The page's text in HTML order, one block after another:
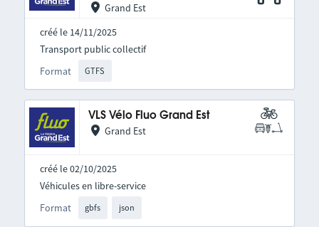
Grand Est
créé le 14/11/2025
Format GTFS
Transport public collectif
VLS Vélo Fluo Grand Est
Grand Est
créé le 02/10/2025
Format gbfs json
Véhicules en libre-service